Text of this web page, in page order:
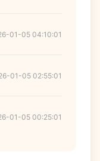
01-05 04:10:01
01-05 02:55:01
01-05 00:25:01